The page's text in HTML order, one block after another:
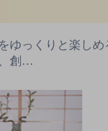
ゆっくりと楽し
創…